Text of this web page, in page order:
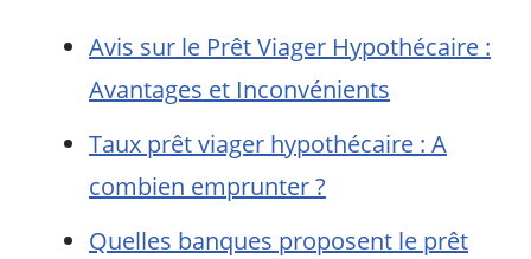
Avis sur le Prêt Viager Hypothécaire :
Avantages et Inconvénients
Taux prêt viager hypothécaire : A
combien emprunter ?
Quelles banques proposent le prêt